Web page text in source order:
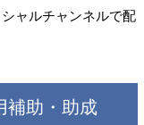
ャルチャンネルで配
補助・助成